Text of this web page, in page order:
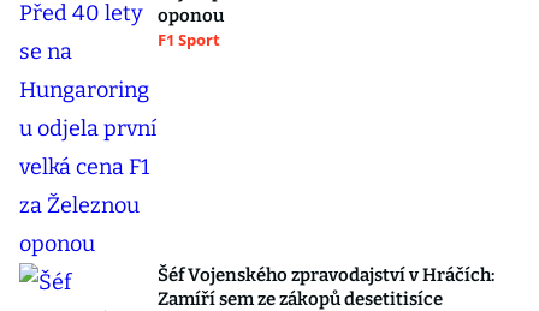
oponou
F1 Sport
Šéf Vojenského zpravodajství v Hráčích:
Zamíří sem ze zákopů desetitisíce